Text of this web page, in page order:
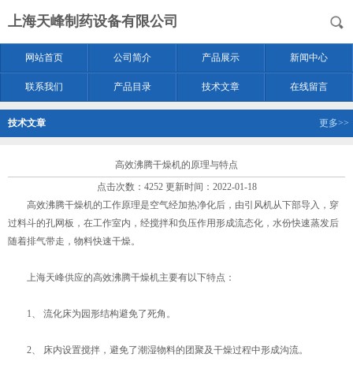
上海天峰制药设备有限公司
网站首页 公司简介 产品展示 新闻中心
联系我们 产品目录 技术文章 在线留言
技术文章 更多>>
高效沸腾干燥机的原理与特点
点击次数：4252 更新时间：2022-01-18
高效沸腾干燥机的工作原理是空气经加热净化后，由引风机从下部导入，穿
过料斗的孔网板，在工作室内，经搅拌和负压作用形成流态化，水份快速蒸发后
随着排气带走，物料快速干燥。
上海天峰供应的高效沸腾干燥机主要有以下特点：
1、 流化床为园形结构避免了死角。
2、 床内设置搅拌，避免了潮湿物料的团聚及干燥过程中形成沟流。